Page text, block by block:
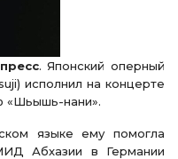
. Японский оперный
исполнил на концерте
«Шьышь-нани».
языке ему помогла
Абхазии в Германии